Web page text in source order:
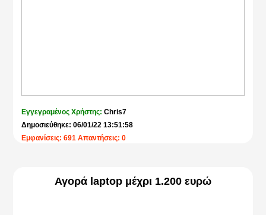
Εγγεγραμένος Χρήστης:Chris7
Δημοσιεύθηκε: 06/01/22 13:51:58
Εμφανίσεις: 691 Απαντήσεις: 0
Αγορά laptop μέχρι 1.200 ευρώ